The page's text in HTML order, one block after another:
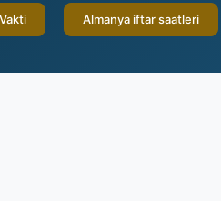
Almanya iftar saatleri